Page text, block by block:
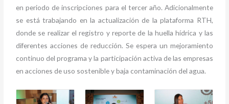
en periodo de inscripciones para el tercer año. Adicionalmente
se está trabajando en la actualización de la plataforma RTH,
donde se realizar el registro y reporte de la huella hídrica y las
diferentes acciones de reducción. Se espera un mejoramiento
continuo del programa y la participación activa de las empresas
en acciones de uso sostenible y baja contaminación del agua.